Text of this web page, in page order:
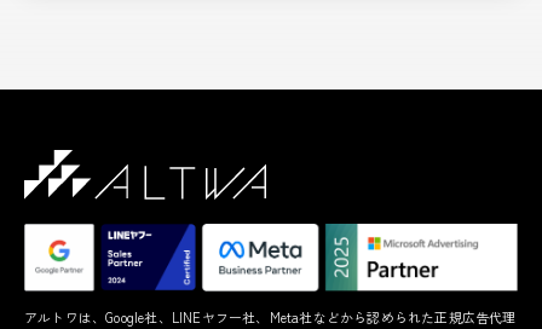
アルトワは、Google社、LINEヤフー社、Meta社などから認められた正規広告代理